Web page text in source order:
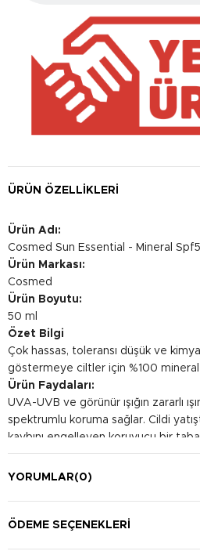
ÜRÜN ÖZELLIKLERI
Ürün Adı:
Cosmed Sun Essential - Mineral
Ürün Markası:
Cosmed
Ürün Boyutu:
50 ml
Özet Bilgi
Çok hassas, toleransı düşük ve
göstermeye ciltler için %100
Ürün Faydaları:
UVA-UVB ve görünür ışığın zararlı
spektrumlu koruma sağlar. Cildi
kaybını engelleyen koruyucu bir
Kullanım Şekli:
Güneşe çıkmadan yarım saat önce
YORUMLAR(0)
ÖDEME SEÇENEKLERI